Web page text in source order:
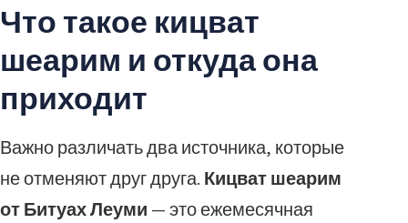
Что такое кицват
шеарим и откуда она
приходит
Важно различать два источника, которые
не отменяют друг друга. Кицват шеарим
от Битуах Леуми — это ежемесячная